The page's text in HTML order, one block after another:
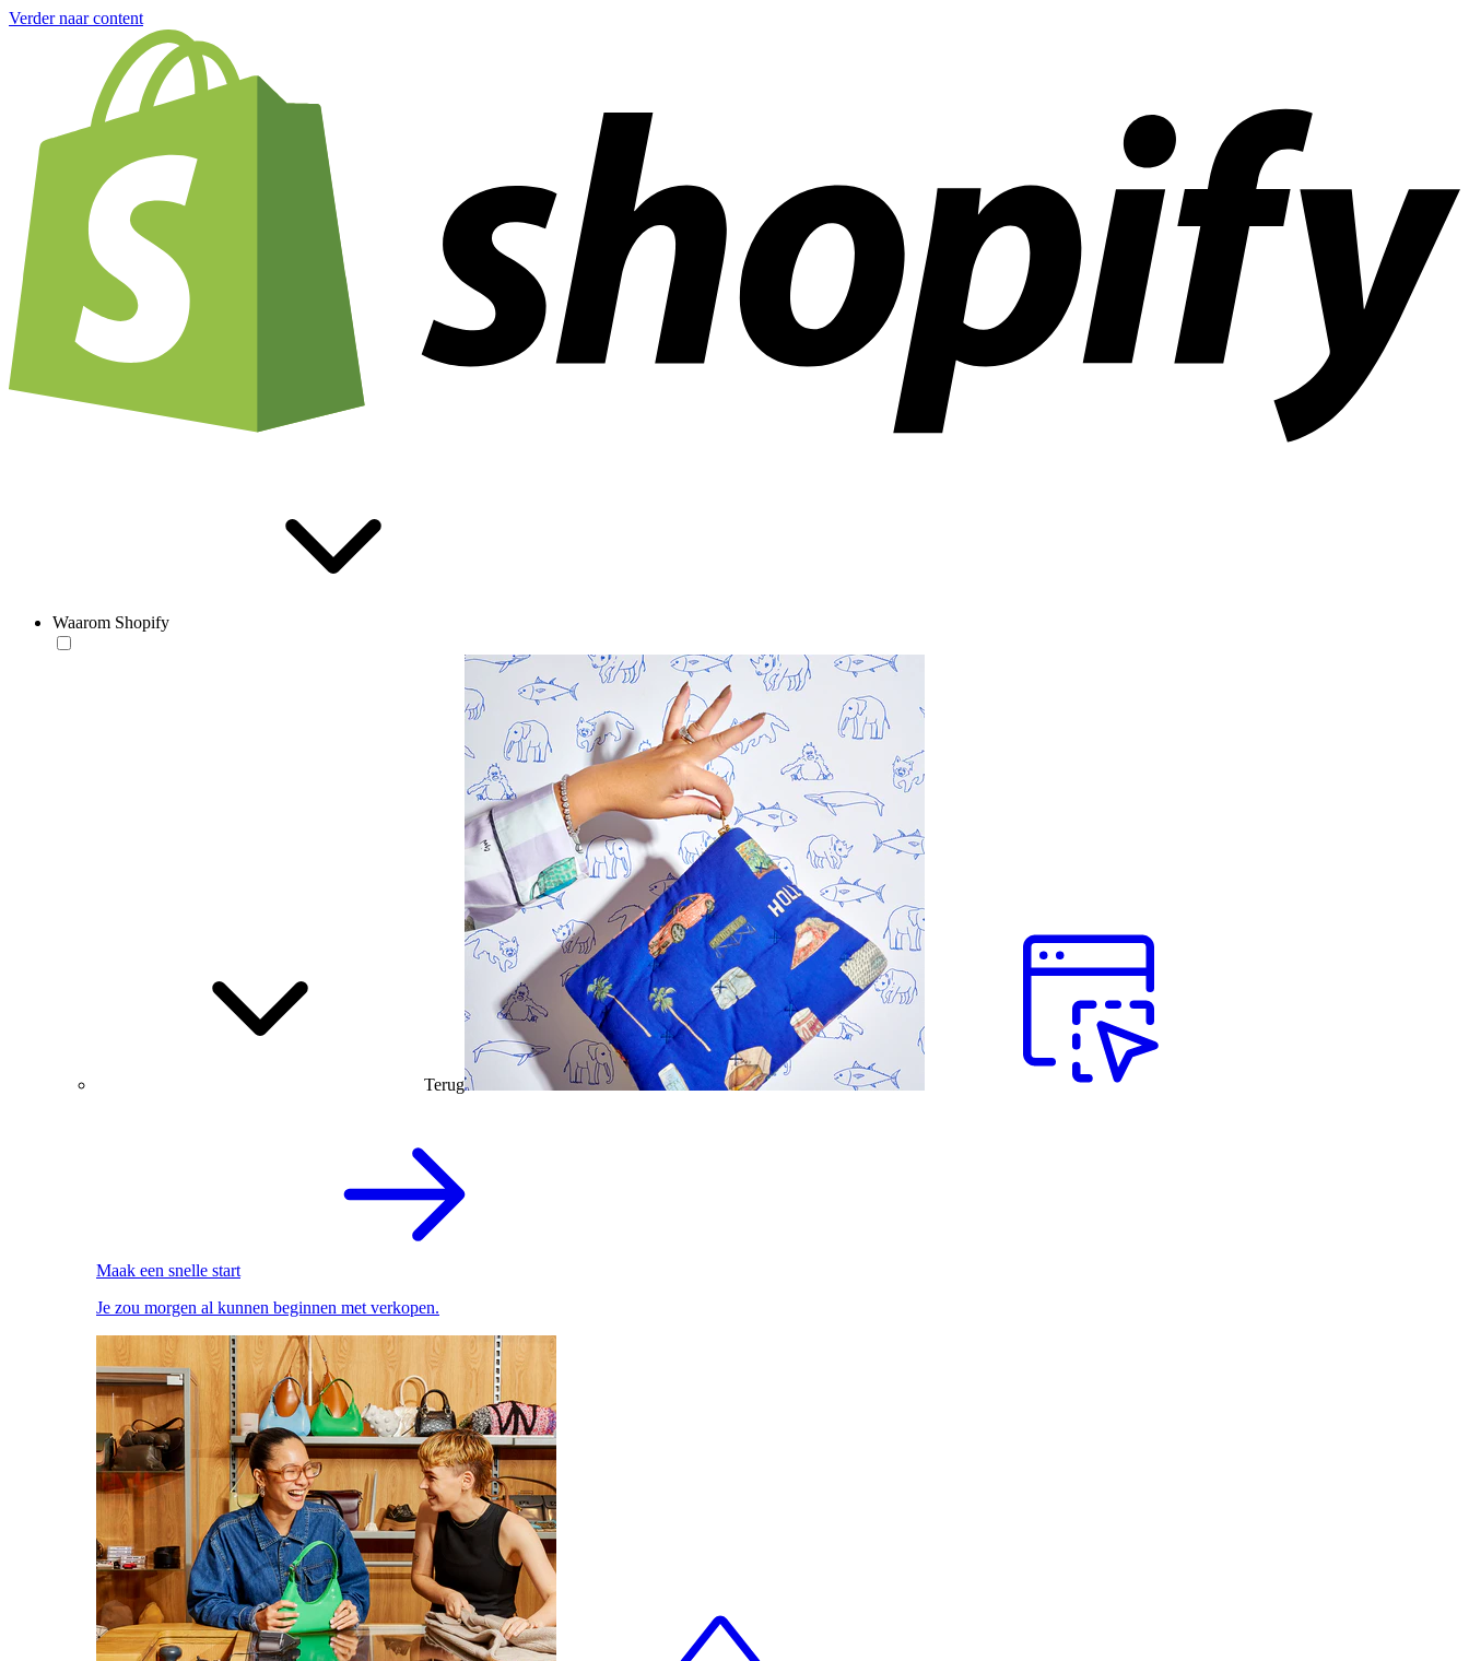
Verder naar content
Waarom Shopify
Terug
Maak een snelle start
Je zou morgen al kunnen beginnen met verkopen.